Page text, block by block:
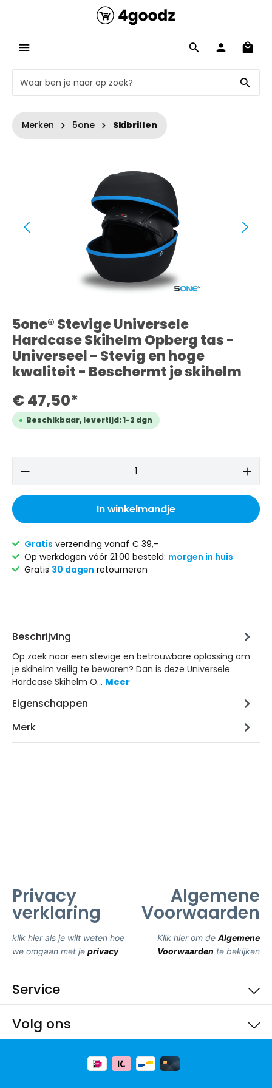
Merken 5one Skibrillen
5one® Stevige Universele
Hardcase Skihelm Opberg tas -
Universeel - Stevig en hoge
kwaliteit - Beschermt je skihelm
€ 47,50*
Beschikbaar, levertijd: 1-2 dgn
In winkelmandje
Gratis verzending vanaf € 39,-
Op werkdagen vóór 21:00 besteld: morgen in huis
Gratis 30 dagen retourneren
Beschrijving
Op zoek naar een stevige en betrouwbare oplossing om
je skihelm veilig te bewaren? Dan is deze Universele
Hardcase Skihelm O… Meer
Eigenschappen
Merk
Privacy
verklaring
klik hier als je wilt weten hoe
we omgaan met je privacy
Algemene
Voorwaarden
Klik hier om de Algemene
Voorwaarden te bekijken
Volg ons
Service